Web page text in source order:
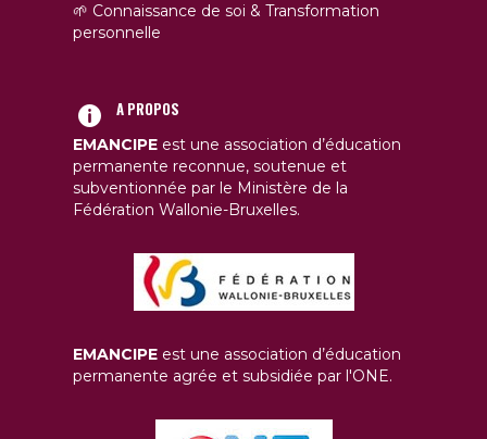
🌱 Connaissance de soi & Transformation
personnelle
A PROPOS
EMANCIPE est une association d’éducation
permanente reconnue, soutenue et
subventionnée par le Ministère de la
Fédération Wallonie-Bruxelles.
EMANCIPE est une association d’éducation
permanente agrée et subsidiée par l'ONE.